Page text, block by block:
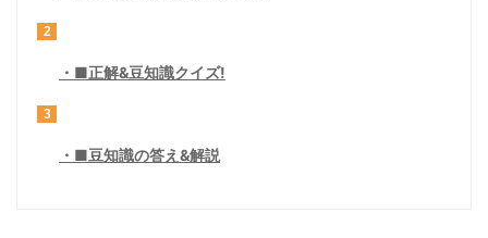
2
■正解&豆知識クイズ!
3
■豆知識の答え&解説